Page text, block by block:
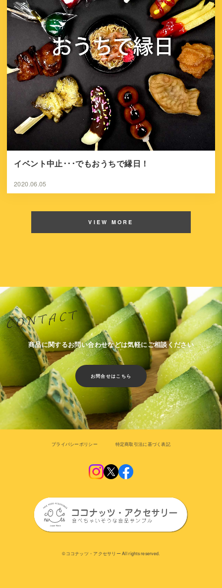
イベント中止･･･でもおうちで縁日！
2020.06.05
VIEW MORE
商品に関するお問い合わせなどは気軽にご相談ください
お問合せはこちら
プライバシーポリシー 特定商取引法に基づく表記
©︎ココナッツ・アクセサリー All rights reserved.